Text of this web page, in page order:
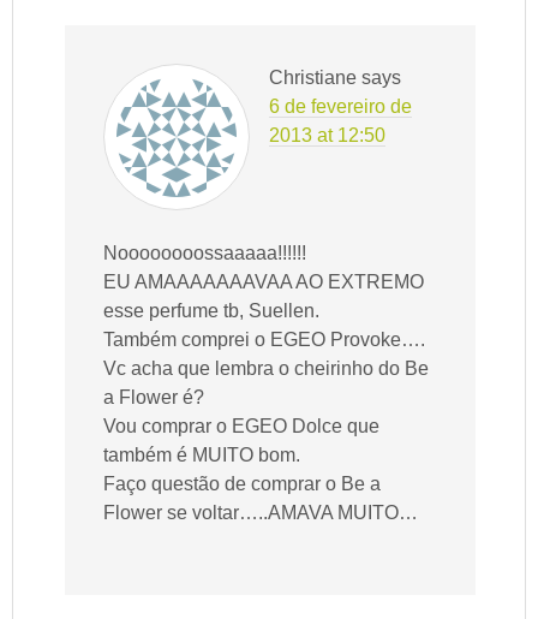
Christiane says
6 de fevereiro de
2013 at 12:50
Noooooooossaaaaa!!!!!!
EU AMAAAAAAAVAA AO EXTREMO
esse perfume tb, Suellen.
Também comprei o EGEO Provoke….
Vc acha que lembra o cheirinho do Be
a Flower é?
Vou comprar o EGEO Dolce que
também é MUITO bom.
Faço questão de comprar o Be a
Flower se voltar…..AMAVA MUITO…